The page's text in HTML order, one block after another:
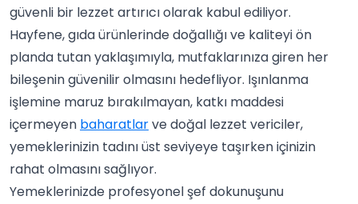
güvenli bir lezzet artırıcı olarak kabul ediliyor.
Hayfene, gıda ürünlerinde doğallığı ve kaliteyi ön
planda tutan yaklaşımıyla, mutfaklarınıza giren her
bileşenin güvenilir olmasını hedefliyor. Işınlanma
işlemine maruz bırakılmayan, katkı maddesi
içermeyen baharatlarve doğal lezzet vericiler,
yemeklerinizin tadını üst seviyeye taşırken içinizin
rahat olmasını sağlıyor.
Yemeklerinizde profesyonel şef dokunuşunu